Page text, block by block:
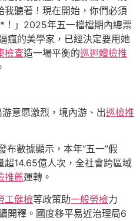
我聽著！現在開始，你們必須
！」2025年五一檔檔期內總票
瘋的美學家，已經決定要用她
檢查造一場平衡的巡迴體檢推
意愿激烈，境內游、出巡檢推
布數據顯示，本年“五一”假
14.65億人次，全社會跨區域
推薦運轉。
工健檢等政策助一般勞檢力
開釋。國度移平易近治理局6